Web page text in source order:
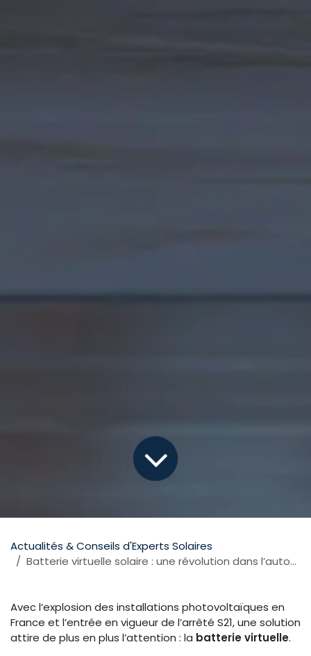
Actualités & Conseils d'Experts Solaires
Batterie virtuelle solaire : une révolution dans l’autoconsommation
Avec l’explosion des installations photovoltaïques en
France et l’entrée en vigueur de l’arrêté S21, une solution
attire de plus en plus l’attention : la batterie virtuelle.